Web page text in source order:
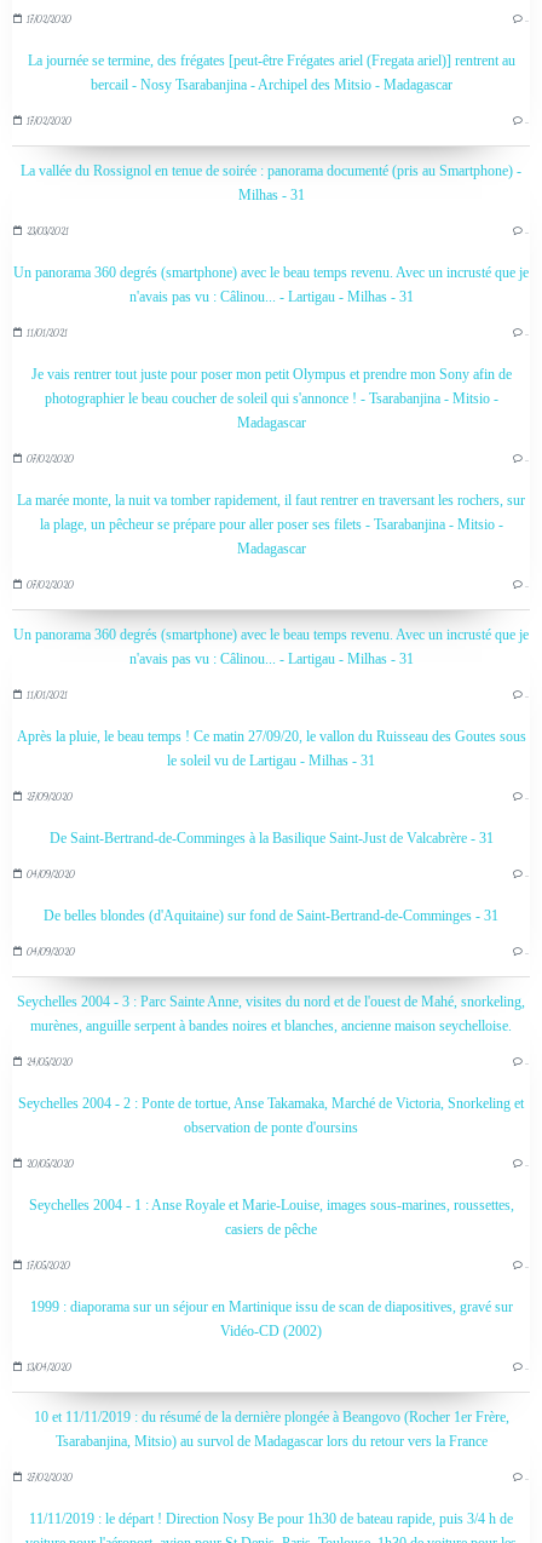
17/02/2020 …
La journée se termine, des frégates [peut-être Frégates ariel (Fregata ariel)] rentrent au
bercail - Nosy Tsarabanjina - Archipel des Mitsio - Madagascar
17/02/2020 …
La vallée du Rossignol en tenue de soirée : panorama documenté (pris au Smartphone) -
Milhas - 31
23/03/2021 …
Un panorama 360 degrés (smartphone) avec le beau temps revenu. Avec un incrusté que je
n'avais pas vu : Câlinou... - Lartigau - Milhas - 31
11/01/2021 …
Je vais rentrer tout juste pour poser mon petit Olympus et prendre mon Sony afin de
photographier le beau coucher de soleil qui s'annonce ! - Tsarabanjina - Mitsio -
Madagascar
07/02/2020 …
La marée monte, la nuit va tomber rapidement, il faut rentrer en traversant les rochers, sur
la plage, un pêcheur se prépare pour aller poser ses filets - Tsarabanjina - Mitsio -
Madagascar
07/02/2020 …
Un panorama 360 degrés (smartphone) avec le beau temps revenu. Avec un incrusté que je
n'avais pas vu : Câlinou... - Lartigau - Milhas - 31
11/01/2021 …
Après la pluie, le beau temps ! Ce matin 27/09/20, le vallon du Ruisseau des Goutes sous
le soleil vu de Lartigau - Milhas - 31
27/09/2020 …
De Saint-Bertrand-de-Comminges à la Basilique Saint-Just de Valcabrère - 31
04/09/2020 …
De belles blondes (d'Aquitaine) sur fond de Saint-Bertrand-de-Comminges - 31
04/09/2020 …
Seychelles 2004 - 3 : Parc Sainte Anne, visites du nord et de l'ouest de Mahé, snorkeling,
murènes, anguille serpent à bandes noires et blanches, ancienne maison seychelloise.
24/05/2020 …
Seychelles 2004 - 2 : Ponte de tortue, Anse Takamaka, Marché de Victoria, Snorkeling et
observation de ponte d'oursins
20/05/2020 …
Seychelles 2004 - 1 : Anse Royale et Marie-Louise, images sous-marines, roussettes,
casiers de pêche
17/05/2020 …
1999 : diaporama sur un séjour en Martinique issu de scan de diapositives, gravé sur
Vidéo-CD (2002)
13/04/2020 …
10 et 11/11/2019 : du résumé de la dernière plongée à Beangovo (Rocher 1er Frère,
Tsarabanjina, Mitsio) au survol de Madagascar lors du retour vers la France
27/02/2020 …
11/11/2019 : le départ ! Direction Nosy Be pour 1h30 de bateau rapide, puis 3/4 h de